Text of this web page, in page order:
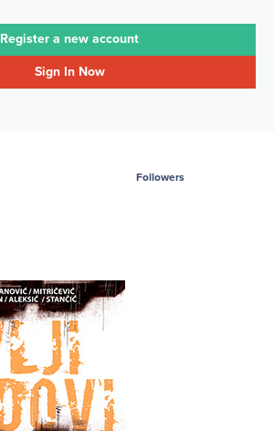
Register a new account
Sign In Now
Followers